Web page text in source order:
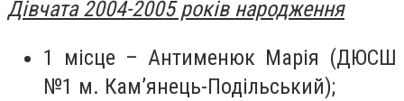
Дівчата 2004-2005 років народження
1 місце – Антименюк Марія (ДЮСШ
№1 м. Кам’янець-Подільський);